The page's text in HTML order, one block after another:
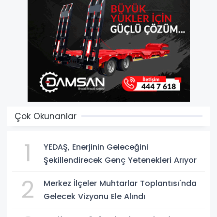
Çok Okunanlar
1
YEDAŞ, Enerjinin Geleceğini
Şekillendirecek Genç Yetenekleri Arıyor
2
Merkez İlçeler Muhtarlar Toplantısı'nda
Gelecek Vizyonu Ele Alındı